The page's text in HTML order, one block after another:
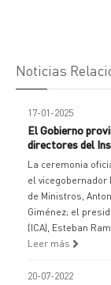
Noticias
17-01-2025
El Gobierno
directores del
La ceremonia
el vicegobernador
de Ministros,
Giménez; el
(ICA), Esteban
Leer más
20-07-2022